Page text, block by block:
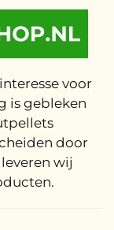
voor
is gebleken
door
wij